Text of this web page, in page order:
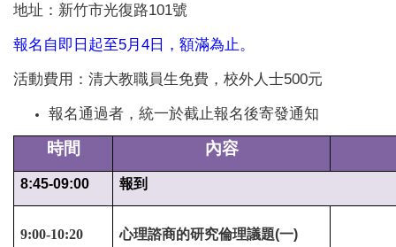
地址：新竹市光復路101號
報名自即日起至5月4日，額滿為止。
活動費用：清大教職員生免費，校外人士500元
報名通過者，統一於截止報名後寄發通知
時間 內容
8:45-09:00 報到
9:00-10:20 心理諮商的研究倫理議題(一)